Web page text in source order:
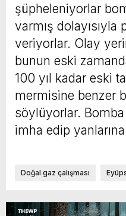
şüpheleniyorlar
varmış
veriyorlar. Olay
bunun eski
100 yıl kadar eski
mermisine benzer
söylüyorlar.
imha edip
Doğal gaz çalışması